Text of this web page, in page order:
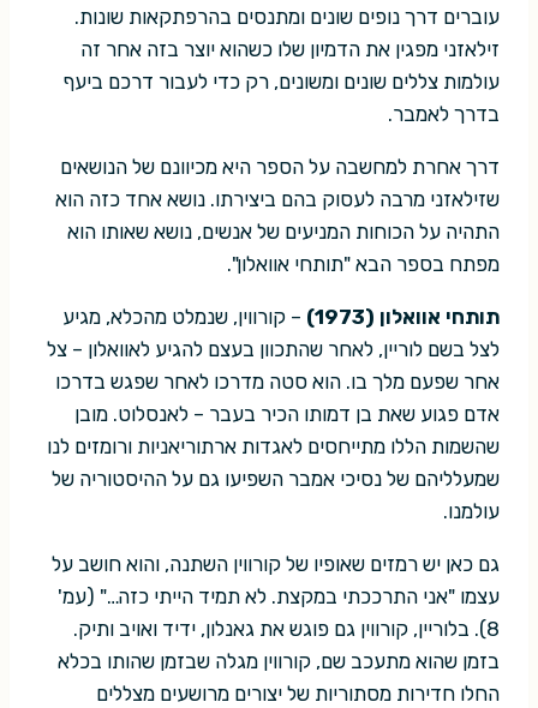
עוברים דרך נופים שונים ומתנסים בהרפתקאות שונות.
זילאזני מפגין את הדמיון שלו כשהוא יוצר בזה אחר זה
עולמות צללים שונים ומשונים, רק כדי לעבור דרכם ביעף
בדרך לאמבר.
דרך אחרת למחשבה על הספר היא מכיוונם של הנושאים
שזילאזני מרבה לעסוק בהם ביצירתו. נושא אחד כזה הוא
התהיה על הכוחות המניעים של אנשים, נושא שאותו הוא
מפתח בספר הבא "תותחי אוואלון".
תותחי אוואלון (1973)
– קורווין, שנמלט מהכלא, מגיע
לצל בשם לוריין, לאחר שהתכוון בעצם להגיע לאוואלון – צל
אחר שפעם מלך בו. הוא סטה מדרכו לאחר שפגש בדרכו
אדם פגוע שאת בן דמותו הכיר בעבר – לאנסלוט. מובן
שהשמות הללו מתייחסים לאגדות ארתוריאניות ורומזים לנו
שמעלליהם של נסיכי אמבר השפיעו גם על ההיסטוריה של
עולמנו.
גם כאן יש רמזים שאופיו של קורווין השתנה, והוא חושב על
עצמו "אני התרככתי במקצת. לא תמיד הייתי כזה…" (עמ'
8). בלוריין, קורווין גם פוגש את גאנלון, ידיד ואויב ותיק.
בזמן שהוא מתעכב שם, קורווין מגלה שבזמן שהותו בכלא
החלו חדירות מסתוריות של יצורים מרושעים מצללים